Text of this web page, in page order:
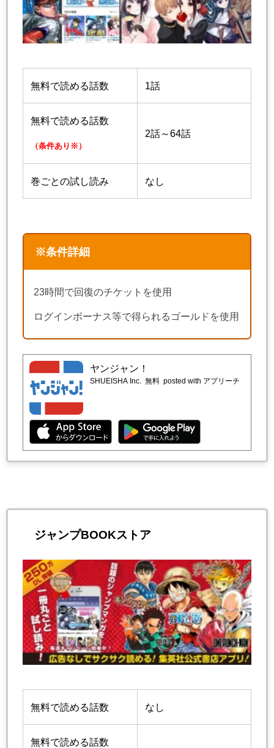
無料で読める話数 1話
無料で読める話数
（条件あり※）
2話～64話
巻ごとの試し読み なし
※条件詳細
23時間で回復のチケットを使用
ログインボーナス等で得られるゴールドを使用
ヤンジャン！
SHUEISHA Inc. 無料 posted with アプリーチ
ジャンプBOOKストア
無料で読める話数 なし
無料で読める話数